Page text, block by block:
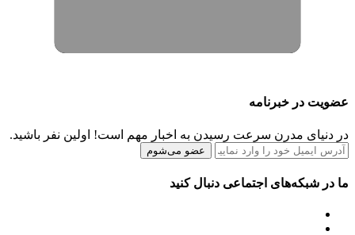
عضویت در خبرنامه
در دنیای مدرن سرعت رسیدن به اخبار مهم است! اولین نفر باشید.
عضو می‌شوم
ما در شبکه‌های اجتماعی دنبال کنید